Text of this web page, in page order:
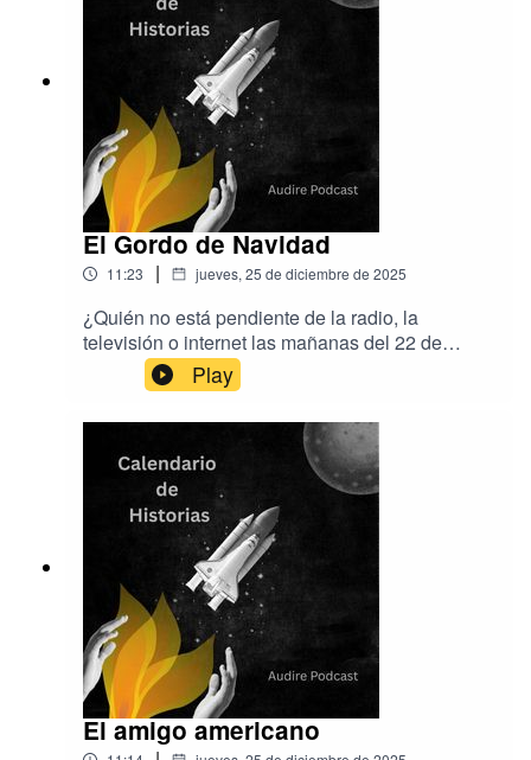
El Gordo de Navidad
11:23 | jueves, 25 de diciembre de 2025
¿Quién no está pendiente de la radio, la
televisión o internet las mañanas del 22 de
diciembre? En sus más de 200 años de historia
ha pasado de casi todo, pero nunca dejó de
jugarse. Que los bombos y los niños y niñas de
San Ildefonso repartan suerte.
Play
El amigo americano